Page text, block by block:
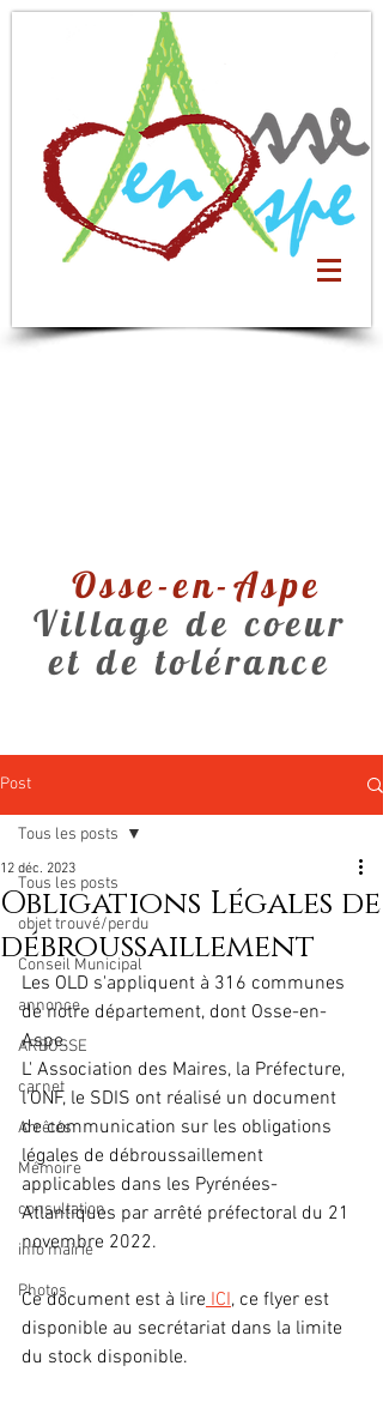
Osse-en-Aspe
Village de coeur
et de tolérance
Post
Tous les posts
objet trouvé/perdu
Conseil Municipal
annonce
ARBOSSE
carnet
Arrêtés
Mémoire
consultation
info mairie
Photos
Tous les posts
Obligations Légales de
débroussaillement
12 déc. 2023
Les OLD s'appliquent à 316 communes
de notre département, dont Osse-en-
Aspe.
L' Association des Maires, la Préfecture,
l'ONF, le SDIS ont réalisé un document
de communication sur les obligations
légales de débroussaillement
applicables dans les Pyrénées-
Atlantiques par arrêté préfectoral du 21
novembre 2022.
Ce document est à lire ICI, ce flyer est
disponible au secrétariat dans la limite
du stock disponible.